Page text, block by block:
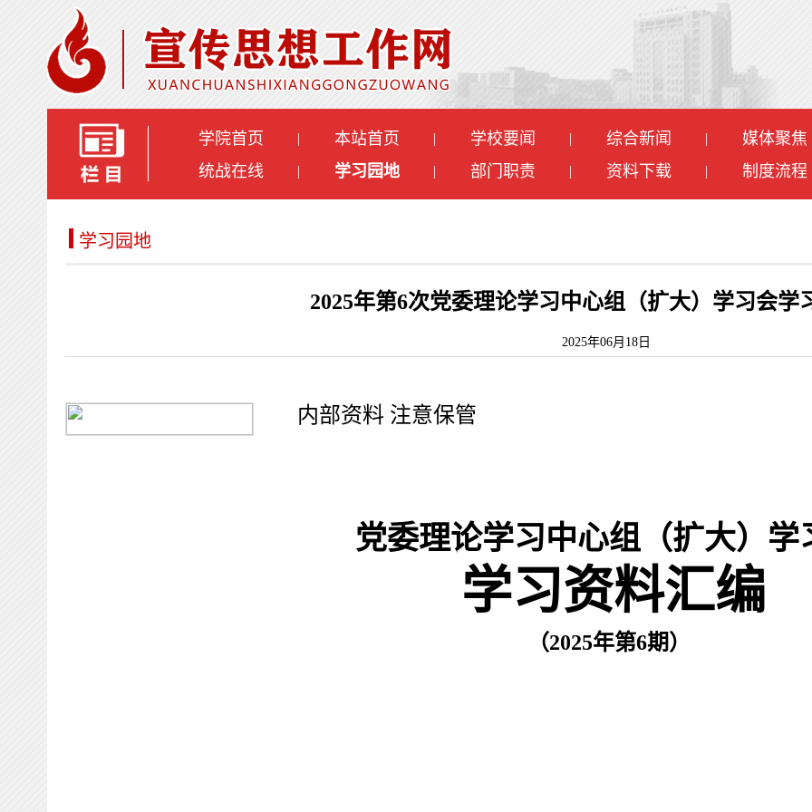
学院首页 | 本站首页 | 学校要闻 | 综合新闻 |
媒体聚焦
统战在线
| 学习园地 | 部门职责 | 资料下载 | 制度流程
学习园地
2025年第6次党委理论学习中心组（扩大）学习会学
2025年06月18日
内部资料 注意保管
党委理论学习中心组（扩大）学
学习资料汇编
（2025年第6期）